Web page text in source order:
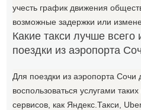
учесть график движения
возможные задержки или
Какие такси лучше всего
поездки из аэропорта
Для поездки из аэропорта
воспользоваться услугами
сервисов, как Яндекс.Такси,